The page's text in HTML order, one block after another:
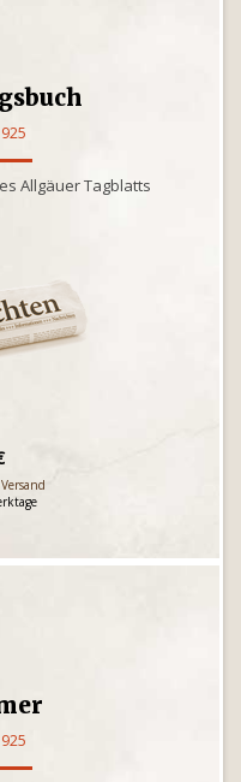
Allgäuer Tagblatts
Versand